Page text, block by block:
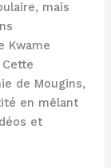
mais
Kwame
de Mougins,
en mêlant
et